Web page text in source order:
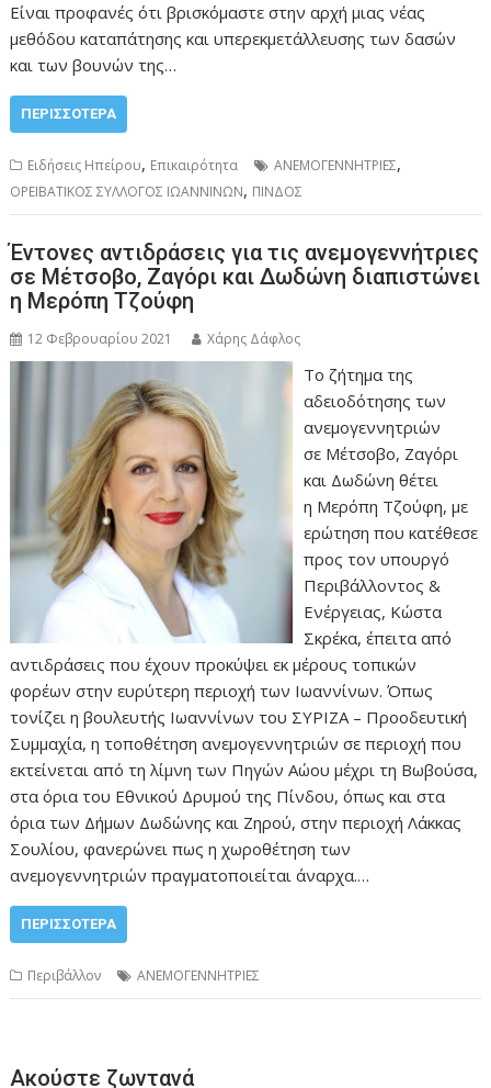
Είναι προφανές ότι βρισκόμαστε στην αρχή μιας νέας
μεθόδου καταπάτησης και υπερεκμετάλλευσης των δασών
και των βουνών της…
ΠΕΡΙΣΣΌΤΕΡΑ
Ειδήσεις Ηπείρου, Επικαιρότητα ΑΝΕΜΟΓΕΝΝΗΤΡΙΕΣ,
ΟΡΕΙΒΑΤΙΚΟΣ ΣΥΛΛΟΓΟΣ ΙΩΑΝΝΙΝΩΝ, ΠΙΝΔΟΣ
Έντονες αντιδράσεις για τις ανεμογεννήτριες
σε Μέτσοβο, Ζαγόρι και Δωδώνη διαπιστώνει
η Μερόπη Τζούφη
12 Φεβρουαρίου 2021 Χάρης Δάφλος
Το ζήτημα της
αδειοδότησης των
ανεμογεννητριών
σε Μέτσοβο, Ζαγόρι
και Δωδώνη θέτει
η Μερόπη Τζούφη, με
ερώτηση που κατέθεσε
προς τον υπουργό
Περιβάλλοντος &
Ενέργειας, Κώστα
Σκρέκα, έπειτα από
αντιδράσεις που έχουν προκύψει εκ μέρους τοπικών
φορέων στην ευρύτερη περιοχή των Ιωαννίνων. Όπως
τονίζει η βουλευτής Ιωαννίνων του ΣΥΡΙΖΑ – Προοδευτική
Συμμαχία, η τοποθέτηση ανεμογεννητριών σε περιοχή που
εκτείνεται από τη λίμνη των Πηγών Αώου μέχρι τη Βωβούσα,
στα όρια του Εθνικού Δρυμού της Πίνδου, όπως και στα
όρια των Δήμων Δωδώνης και Ζηρού, στην περιοχή Λάκκας
Σουλίου, φανερώνει πως η χωροθέτηση των
ανεμογεννητριών πραγματοποιείται άναρχα.…
ΠΕΡΙΣΣΌΤΕΡΑ
Περιβάλλον ΑΝΕΜΟΓΕΝΝΗΤΡΙΕΣ
Ακούστε ζωντανά